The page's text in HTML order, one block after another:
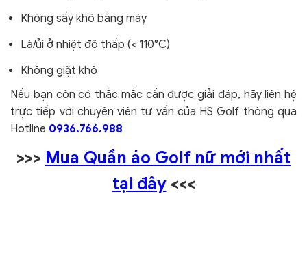
Không sấy khô bằng máy
Là/ủi ở nhiệt độ thấp (< 110°C)
Không giặt khô
Nếu bạn còn có thắc mắc cần được giải đáp, hãy liên hệ
trực tiếp với chuyên viên tư vấn của HS Golf thông qua
Hotline 0936.766.988
>>> Mua Quần áo Golf nữ mới nhất
tại đây<<<